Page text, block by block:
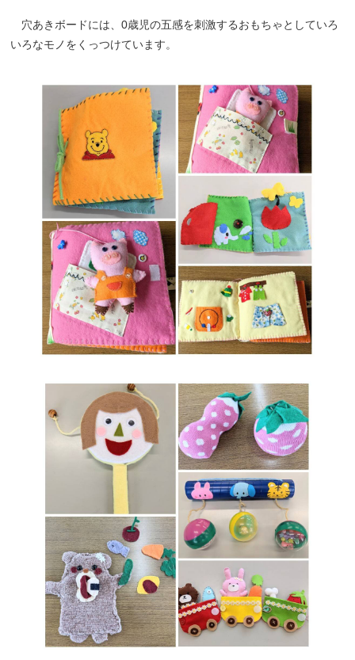
穴あきボードには、0歳児の五感を刺激するおもちゃとしていろ
いろなモノをくっつけています。